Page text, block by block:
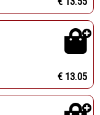
€ 13.05